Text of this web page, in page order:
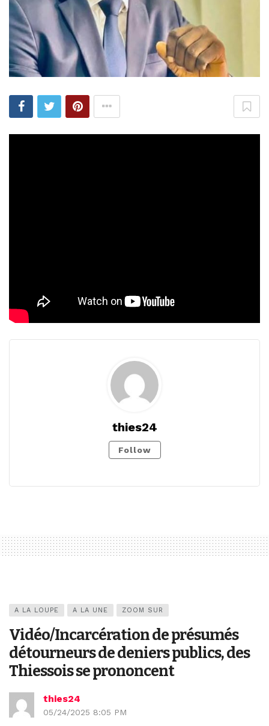
thies24
Follow
A LA LOUPE A LA UNE ZOOM SUR
Vidéo/Incarcération de présumés
détourneurs de deniers publics, des
Thiessois se prononcent
thies24
05/24/2025 8:05 PM